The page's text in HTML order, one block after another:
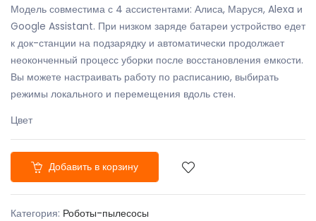
Модель совместима с 4 ассистентами: Алиса, Маруся, Alexa и
Google Assistant. При низком заряде батареи устройство едет
к док-станции на подзарядку и автоматически продолжает
неоконченный процесс уборки после восстановления емкости.
Вы можете настраивать работу по расписанию, выбирать
режимы локального и перемещения вдоль стен.
Цвет
Добавить в корзину
Категория: Роботы-пылесосы